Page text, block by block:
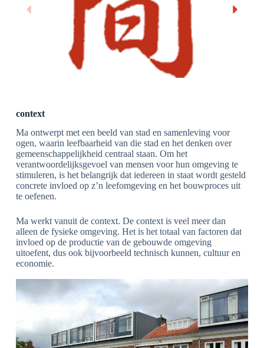
context
Ma ontwerpt met een beeld van stad en samenleving voor
ogen, waarin leefbaarheid van die stad en het denken over
gemeenschappelijkheid centraal staan. Om het
verantwoordelijksgevoel van mensen voor hun omgeving te
stimuleren, is het belangrijk dat iedereen in staat wordt gesteld
concrete invloed op z’n leefomgeving en het bouwproces uit
te oefenen.
Ma werkt vanuit de context. De context is veel meer dan
alleen de fysieke omgeving. Het is het totaal van factoren dat
invloed op de productie van de gebouwde omgeving
uitoefent, dus ook bijvoorbeeld technisch kunnen, cultuur en
economie.